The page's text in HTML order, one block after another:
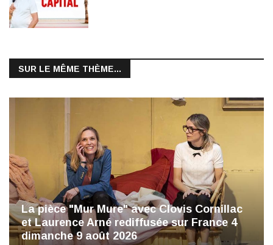
SUR LE MÊME THÈME...
La pièce "Mur Mure" avec Clovis Cornillac
et Laurence Arné rediffusée sur France 4
dimanche 9 août 2026